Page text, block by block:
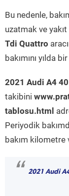
Bu nedenle,
uzatmak ve
Tdi Quattro
bakımını yılda
2021 Audi A4
takibini
tablosu.html
Periyodik
bakım kilometre
“ 2021 Audi